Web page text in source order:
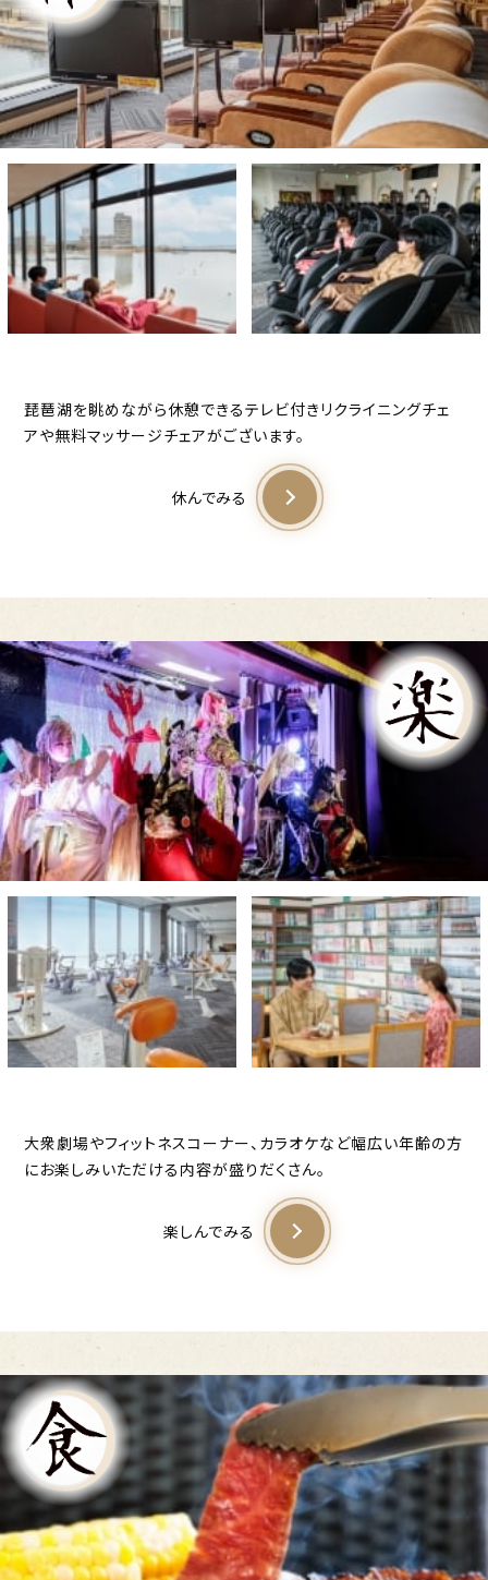
琵琶湖を眺めながら休憩できるテレビ付きリクライニングチェ
アや無料マッサージチェアがございます。
休んでみる
大衆劇場やフィットネスコーナー、カラオケなど幅広い年齢の方
にお楽しみいただける内容が盛りだくさん。
楽しんでみる